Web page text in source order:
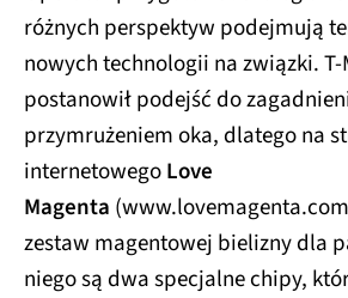
różnych perspektyw podejmują
nowych technologii na związki.
postanowił podejść do
przymrużeniem oka, dlatego na
internetowegoLove
Magenta
zestaw magentowej bielizny dla
niego są dwa specjalne chipy,